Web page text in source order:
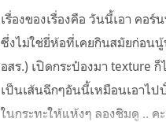
เรื่องของเรื่องคือ วันนี้เอา คอ
ซึ่งไม่ใช่ยี่ห้อที่เคยกินสมัยก่อน
อสร.) เปิดกระป๋องมา texture
เป็นเส้นฉีกๆอันนี้เหมือนเอาไป
ในกระทะให้แห้งๆ ลองชิมดู .. ค